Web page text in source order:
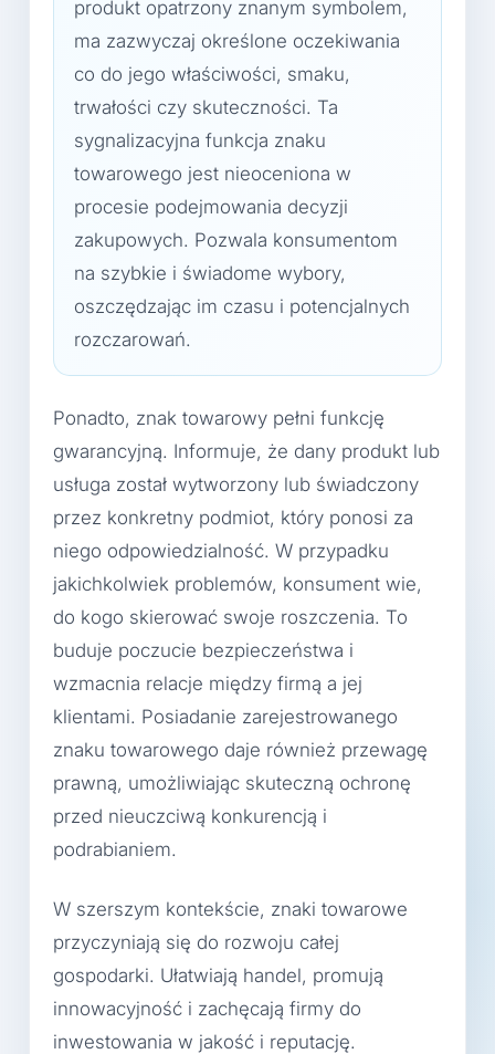
produkt opatrzony znanym symbolem,
ma zazwyczaj określone oczekiwania
co do jego właściwości, smaku,
trwałości czy skuteczności. Ta
sygnalizacyjna funkcja znaku
towarowego jest nieoceniona w
procesie podejmowania decyzji
zakupowych. Pozwala konsumentom
na szybkie i świadome wybory,
oszczędzając im czasu i potencjalnych
rozczarowań.
Ponadto, znak towarowy pełni funkcję
gwarancyjną. Informuje, że dany produkt lub
usługa został wytworzony lub świadczony
przez konkretny podmiot, który ponosi za
niego odpowiedzialność. W przypadku
jakichkolwiek problemów, konsument wie,
do kogo skierować swoje roszczenia. To
buduje poczucie bezpieczeństwa i
wzmacnia relacje między firmą a jej
klientami. Posiadanie zarejestrowanego
znaku towarowego daje również przewagę
prawną, umożliwiając skuteczną ochronę
przed nieuczciwą konkurencją i
podrabianiem.
W szerszym kontekście, znaki towarowe
przyczyniają się do rozwoju całej
gospodarki. Ułatwiają handel, promują
innowacyjność i zachęcają firmy do
inwestowania w jakość i reputację.